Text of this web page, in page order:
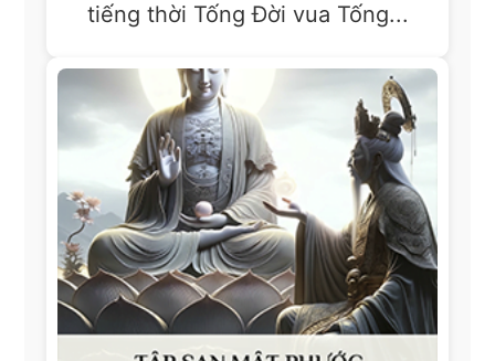
tiếng thời Tống Đời vua Tống...